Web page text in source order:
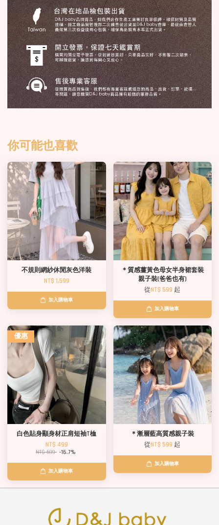
你可能也喜歡
不規則網紗休閒灰色洋裝
NT$ 1,599
加入購物車
＊質感薑黃色母女半身裙套裝
親子裝(爸爸也有)
從NT$ 599 起
加入購物車
優惠
白色貼身顯身材正肩短袖T桖
NT$ 499
NT$ 599 -16.7%
加入購物車
＊漸層藍高質感親子裝
從NT$ 599 起
加入購物車